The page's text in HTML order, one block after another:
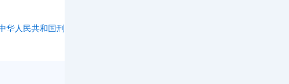
中华人民共和国刑